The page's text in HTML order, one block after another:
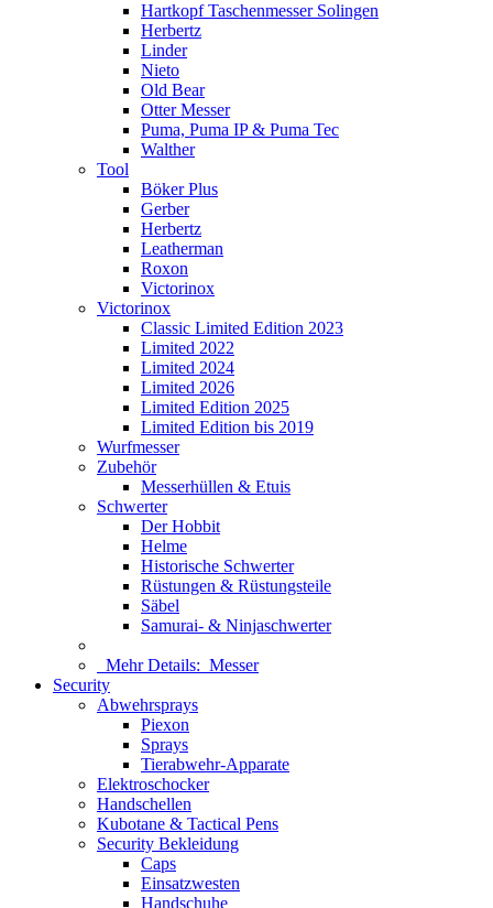
Hartkopf Taschenmesser Solingen
Herbertz
Linder
Nieto
Old Bear
Otter Messer
Puma, Puma IP & Puma Tec
Walther
Tool
Böker Plus
Gerber
Herbertz
Leatherman
Roxon
Victorinox
Victorinox
Classic Limited Edition 2023
Limited 2022
Limited 2024
Limited 2026
Limited Edition 2025
Limited Edition bis 2019
Wurfmesser
Zubehör
Messerhüllen & Etuis
Schwerter
Der Hobbit
Helme
Historische Schwerter
Rüstungen & Rüstungsteile
Säbel
Samurai- & Ninjaschwerter
Mehr Details: Messer
Security
Abwehrsprays
Piexon
Sprays
Tierabwehr-Apparate
Elektroschocker
Handschellen
Kubotane & Tactical Pens
Security Bekleidung
Caps
Einsatzwesten
Handschuhe